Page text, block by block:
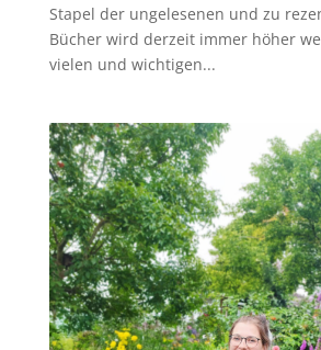
Stapel der ungelesenen und zu
Bücher wird derzeit immer höher
vielen und wichtigen...